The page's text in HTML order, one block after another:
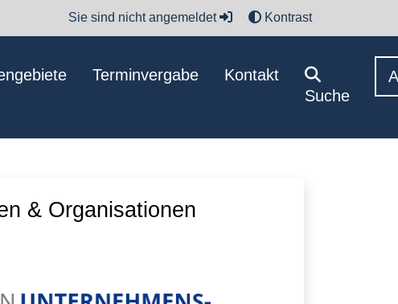
Sie sind nicht angemeldet Kontrast
Terminvergabe
Kontakt
Suche
& Organisationen